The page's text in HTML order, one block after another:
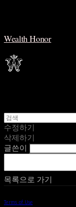
Wealth Honor
수정하기
삭제하기
글쓴이
목록으로 가기
Terms of Use